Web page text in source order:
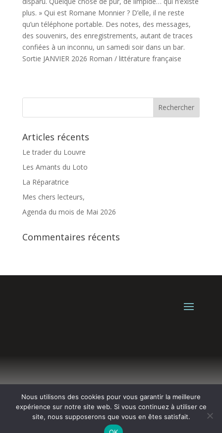
plus. » Qui est Romane Monnier ? D’elle, il ne reste
qu’un téléphone portable. Des notes, des messages,
des souvenirs, des enregistrements, autant de traces
confiées à un inconnu, un samedi soir dans un bar.
Sortie JANVIER 2026 Roman / littérature française
Articles récents
Le trader du Louvre
Les Amants du Loto
La Réparatrice
Mes chers lecteurs,
Agenda du mois de Mai 2026
Commentaires récents
Une création de L’AgenceBewweB.fr
Nous utilisons des cookies pour vous garantir la meilleure
expérience sur notre site web. Si vous continuez à utiliser ce
site, nous supposerons que vous en êtes satisfait.